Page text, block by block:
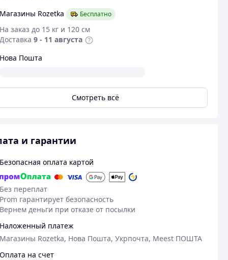
Магазины Rozetka
Бесплатно
На заказ до 15 кг и 120 см
Доставка 9 - 11 августа
Нова Пошта
Смотреть всё
и гарантии
Безопасная оплата картой
Без переплат
Prom гарантирует безопасность
Вернем деньги при отказе от посылки
Наложенный платеж
Магазины Rozetka, Нова Пошта, Укрпочта, Meest ПОШТА
Оплата на счет